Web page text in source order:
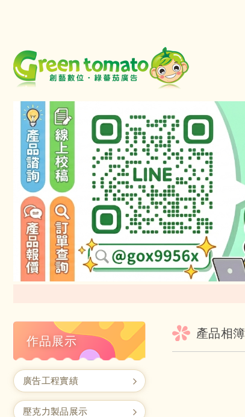
作品展示
廣告工程實績
壓克力製品展示
產品相簿